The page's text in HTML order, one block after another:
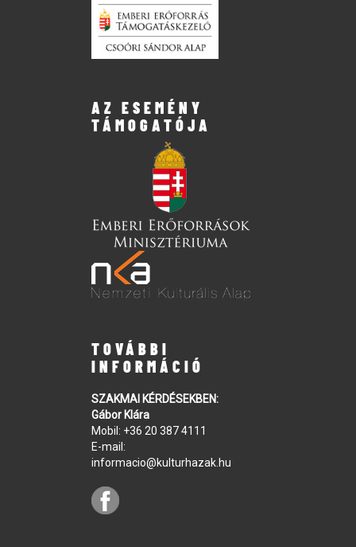
AZ ESEMÉNY
TÁMOGATÓJA
TOVÁBBI
INFORMÁCIÓ
SZAKMAI KÉRDÉSEKBEN:
Gábor Klára
Mobil: +36 20 387 4111
E-mail:
informacio@kulturhazak.hu